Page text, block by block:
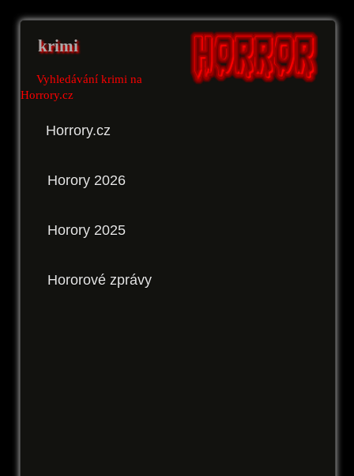
krimi
Vyhledávání krimi na
Horrory.cz
Horrory.cz
Horory 2026
Horory 2025
Hororové zprávy